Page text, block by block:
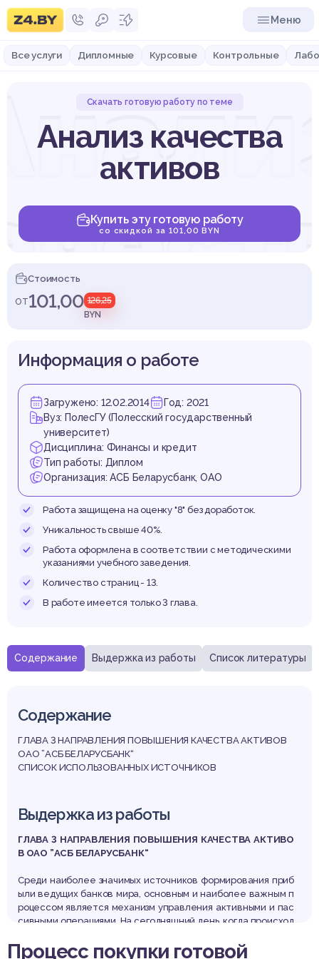
Меню
Все услуги Дипломные Курсовые Контрольные
Скачать готовую работу по теме
Анализ качества
активов
Купить эту готовую работу
со скидкой за 101,00 BYN
Стоимость
от101,00 126,25
BYN
Содержание Выдержка из работы Список литературы
Содержание
ГЛАВА 3 НАПРАВЛЕНИЯ ПОВЫШЕНИЯ КАЧЕСТВА АКТИВОВ
ОАО ”АСБ БЕЛАРУСБАНК“
СПИСОК ИСПОЛЬЗОВАННЫХ ИСТОЧНИКОВ
Выдержка из работы
ГЛАВА 3 НАПРАВЛЕНИЯ ПОВЫШЕНИЯ КАЧЕСТВА АКТИВО
В ОАО ”АСБ БЕЛАРУСБАНК“
Среди наиболее значимых источников формирования приб
ыли ведущих банков мира, основным и наиболее важным п
роцессом является механизм управления активными и пас
сивными операциями. На сегодняшний день, когда происход
финансовых инструментов с каждым днем становится все
Информация о работе
Загружено: 12.02.2014
Год: 2021
Вуз: ПолесГУ (Полесский государственный
университет)
Дисциплина: Финансы и кредит
Тип работы: Диплом
Организация: АСБ Беларусбанк, ОАО
Работа защищена на оценку "8" без доработок.
Уникальность свыше 40%.
Работа оформлена в соответствии с методическими
указаниями учебного заведения.
Количество страниц - 13.
В работе имеется только 3 глава.
Процесс покупки готовой